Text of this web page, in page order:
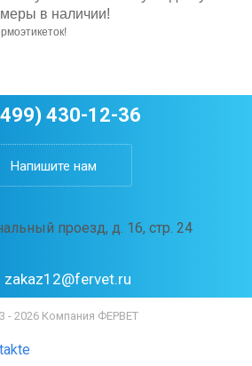
в наличии!
430-12-36
Напишите нам
проезд, д. 16, стр. 24
zakaz12@fervet.ru
- 2026 Компания ФЕРВЕТ